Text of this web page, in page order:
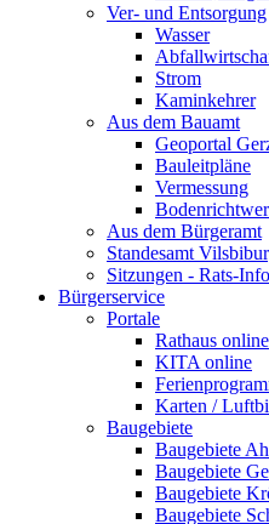
Ver- und Entsorgung
Wasser
Strom
Kaminkehrer
Aus dem Bauamt
Geoportal
Bauleitpläne
Vermessung
Aus dem Bürgeramt
Standesamt
Sitzungen - Rats-
Bürgerservice
Portale
Rathaus online
KITA online
Karten /
Baugebiete
Baugebiete
Baugebiete
Baugebiete
Baugebiete